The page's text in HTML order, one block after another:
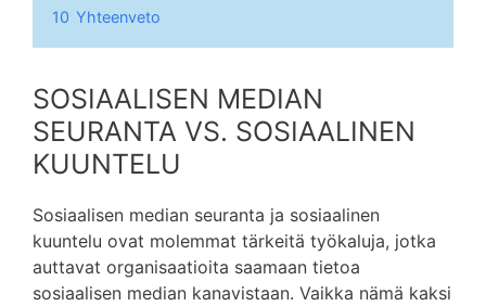
10 Yhteenveto
SOSIAALISEN MEDIAN
SEURANTA VS. SOSIAALINEN
KUUNTELU
Sosiaalisen median seuranta ja sosiaalinen
kuuntelu ovat molemmat tärkeitä työkaluja, jotka
auttavat organisaatioita saamaan tietoa
sosiaalisen median kanavistaan. Vaikka nämä kaksi